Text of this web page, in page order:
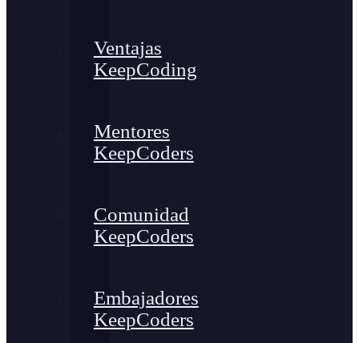
Ventajas
KeepCoding
Mentores
KeepCoders
Comunidad
KeepCoders
Embajadores
KeepCoders